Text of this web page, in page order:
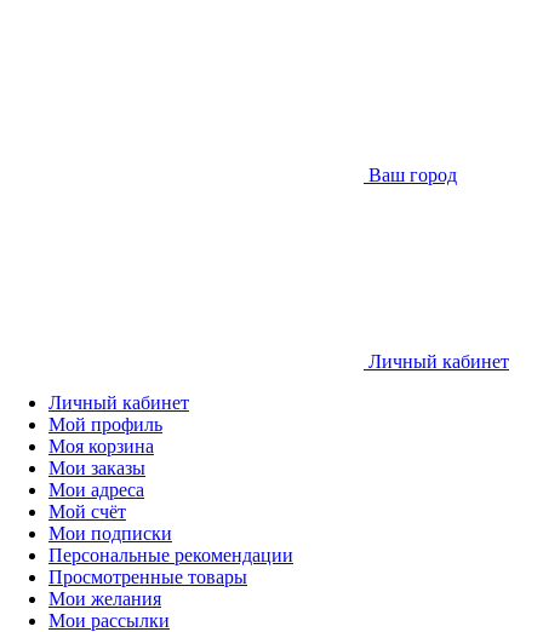
Ваш город
Личный кабинет
Личный кабинет
Мой профиль
Моя корзина
Мои заказы
Мои адреса
Мой счёт
Мои подписки
Персональные рекомендации
Просмотренные товары
Мои желания
Мои рассылки